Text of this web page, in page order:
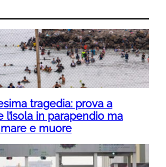
tragedia: prova a
l’isola in parapendio ma
e muore